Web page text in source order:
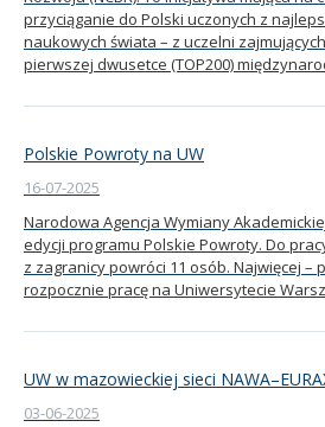
przyciąganie do Polski uczonych z
naukowych świata – z uczelni
pierwszej dwusetce (TOP200)
Polskie Powroty na UW
16-07-2025
Narodowa Agencja Wymiany Akademickiej
edycji programu Polskie Powroty. Do
z zagranicy powróci 11 osób. Najwięcej –
rozpocznie pracę na Uniwersytecie
UW w mazowieckiej sieci
03-06-2025